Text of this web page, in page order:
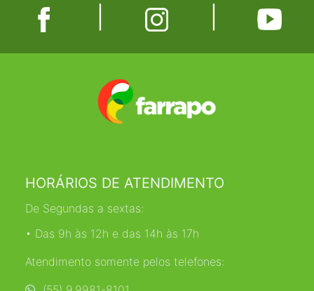
HORÁRIOS DE ATENDIMENTO
De Segundas a sextas:
• Das 9h às 12h e das 14h às 17h
Atendimento somente pelos telefones: